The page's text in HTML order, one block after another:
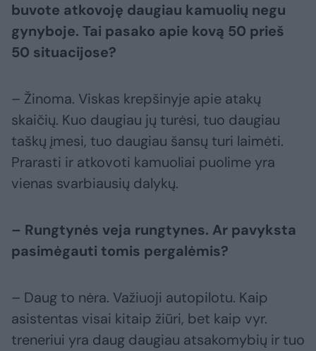
buvote atkovoję daugiau kamuolių negu
gynyboje. Tai pasako apie kovą 50 prieš
50 situacijose?
– Žinoma. Viskas krepšinyje apie atakų
skaičių. Kuo daugiau jų turėsi, tuo daugiau
taškų įmesi, tuo daugiau šansų turi laimėti.
Prarasti ir atkovoti kamuoliai puolime yra
vienas svarbiausių dalykų.
– Rungtynės veja rungtynes. Ar pavyksta
pasimėgauti tomis pergalėmis?
– Daug to nėra. Važiuoji autopilotu. Kaip
asistentas visai kitaip žiūri, bet kaip vyr.
treneriui yra daug daugiau atsakomybių ir tuo